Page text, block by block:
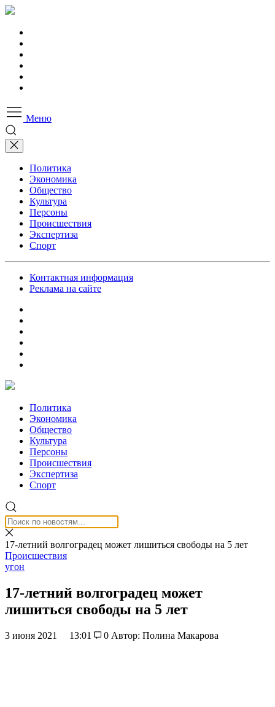
Меню
Политика
Экономика
Общество
Культура
Персоны
Происшествия
Экспертиза
Спорт
Контактная информация
Реклама на сайте
Политика
Экономика
Общество
Культура
Персоны
Происшествия
Экспертиза
Спорт
17-летний волгоградец может лишиться свободы на 5 лет
Происшествия
угон
17-летний волгоградец может
лишиться свободы на 5 лет
3 июня 2021 13:01 0 Автор: Полина Макарова